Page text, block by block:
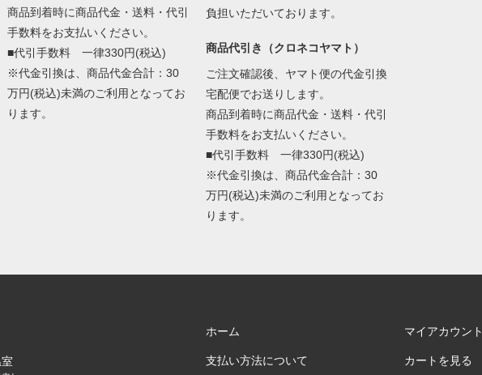
商品到着時に商品代金・送料・代引
手数料をお支払いください。
■代引手数料 一律330円(税込)
※代金引換は、商品代金合計：30
万円(税込)未満のご利用となってお
ります。
負担いただいております。
商品代引き（クロネコヤマト）
ご注文確認後、ヤマト便の代金引換
宅配便でお送りします。
商品到着時に商品代金・送料・代引
手数料をお支払いください。
■代引手数料 一律330円(税込)
※代金引換は、商品代金合計：30
万円(税込)未満のご利用となってお
ります。
ホーム
支払い方法について
マイアカウント
カートを見る